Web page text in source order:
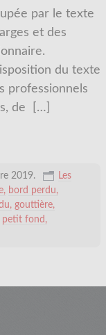
par le texte
et des
du texte
professionnels
de
[…]
2019.
Les
bord perdu
gouttière
petit fond